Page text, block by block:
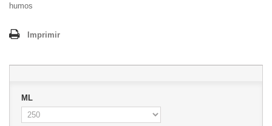
humos
Imprimir
ML